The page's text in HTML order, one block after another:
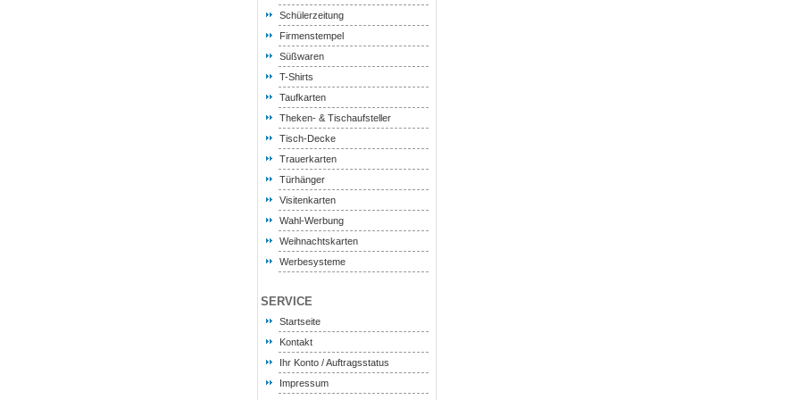
Schülerzeitung
Firmenstempel
Süßwaren
T-Shirts
Taufkarten
Theken- & Tischaufsteller
Tisch-Decke
Trauerkarten
Türhänger
Visitenkarten
Wahl-Werbung
Weihnachtskarten
Werbesysteme
SERVICE
Startseite
Kontakt
Ihr Konto / Auftragsstatus
Impressum